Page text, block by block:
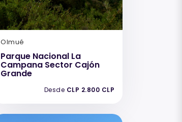
Olmué
Parque Nacional La
Campana Sector Cajón
Grande
Desde CLP 2.800 CLP